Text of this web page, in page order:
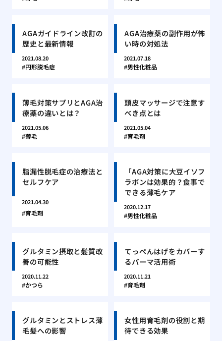
AGAガイドライン改訂の
歴史と最新情報
2021.08.20
円形脱毛症
AGA治療薬の副作用が怖
い時の対処法
2021.07.18
男性化粧品
薄毛対策サプリとAGA治
療薬の違いとは？
2021.05.06
薄毛
頭皮マッサージで注意す
べき点とは
2021.05.04
育毛剤
脂漏性脱毛症の治療法と
セルフケア
2021.04.30
育毛剤
「AGA対策に大豆イソフ
ラボンは効果的？食事で
できる薄毛ケア
2020.12.17
男性化粧品
グルタミン摂取と髪質改
善の可能性
2020.11.22
かつら
てっぺんはげをカバーす
るパーマ活用術
2020.11.21
育毛剤
グルタミンとストレス薄
毛髪への影響
女性用育毛剤の役割と期
待できる効果